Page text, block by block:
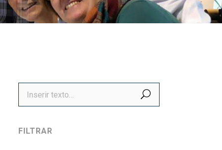
títulos
Recoñecementos de calidade
BUSCAR
FILTRAR